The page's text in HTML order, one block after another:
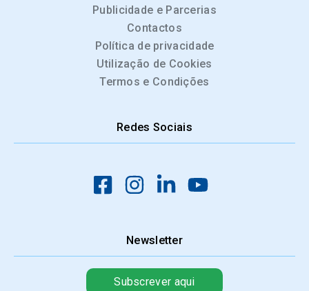
Publicidade e Parcerias
Contactos
Política de privacidade
Utilização de Cookies
Termos e Condições
Redes Sociais
Newsletter
Subscrever aqui